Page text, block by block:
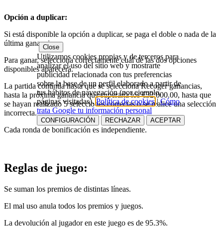
Opción a duplicar:
Si está disponible la opción a duplicar, se paga el doble o nada de la
última ganancia.
Para ganar, selecciona correctamente cuál de las dos opciones
disponibles aparecerá.
La partida continúa hasta que se selecciona Recoger ganancias,
hasta la próxima ganancia que superaría los €32,000.00, hasta que
se hayan realizado 5 selecciones correctas o se realice una selección
incorrecta.
Cada ronda de bonificación es independiente.
Reglas de juego:
Se suman los premios de distintas líneas.
El mal uso anula todos los premios y juegos.
La devolución al jugador en este juego es de 95.3%.
Close
Utilizamos cookies propias y de terceros para
analizar el uso del sitio web y mostrarte
publicidad relacionada con tus preferencias
sobre la base de un perfil elaborado a partir de
tus hábitos de navegación (por ejemplo,
páginas visitadas). Política de cookies|Cómo
trata Google tu información personal
CONFIGURACIÓN RECHAZAR ACEPTAR